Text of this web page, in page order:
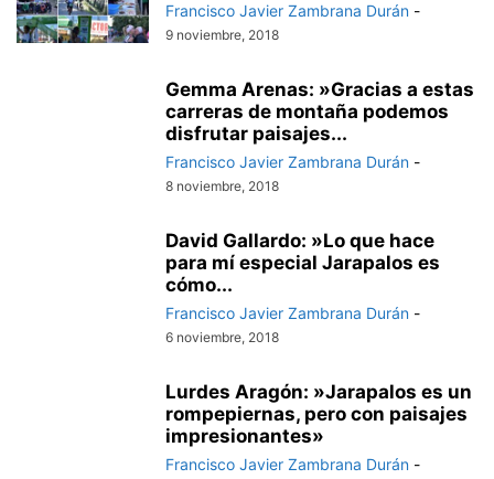
Francisco Javier Zambrana Durán -
9 noviembre, 2018
Gemma Arenas: »Gracias a estas
carreras de montaña podemos
disfrutar paisajes...
Francisco Javier Zambrana Durán -
8 noviembre, 2018
David Gallardo: »Lo que hace
para mí especial Jarapalos es
cómo...
Francisco Javier Zambrana Durán -
6 noviembre, 2018
Lurdes Aragón: »Jarapalos es un
rompepiernas, pero con paisajes
impresionantes»
Francisco Javier Zambrana Durán -